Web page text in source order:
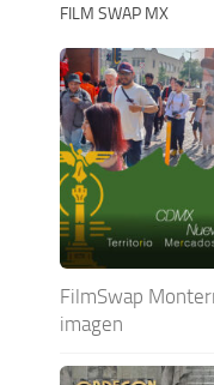
FILM SWAP MX
FilmSwap
imagen